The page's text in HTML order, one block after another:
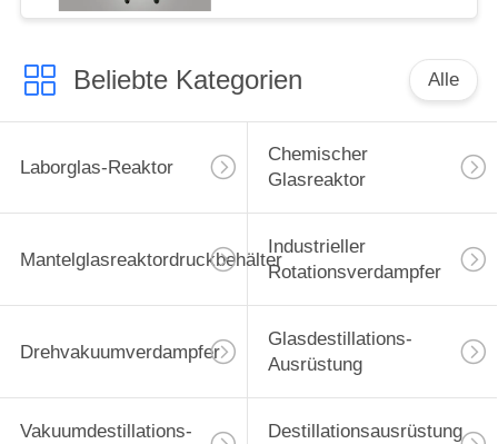
Beliebte Kategorien Alle
Laborglas-Reaktor
Chemischer
Glasreaktor
Mantelglasreaktordruckbehälter
Industrieller
Rotationsverdampfer
Drehvakuumverdampfer
Glasdestillations-
Ausrüstung
Vakuumdestillations- Destillationsausrüstung